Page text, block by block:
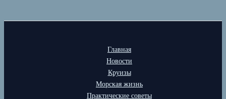
Главная
Новости
Круизы
Морская жизнь
Практические советы